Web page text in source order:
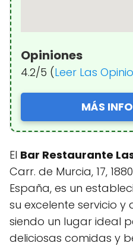
Opiniones
4.2/5 (Leer Las
MÁS
El Bar Restaurante
Carr. de Murcia, 17,
España, es un
su excelente servicio
siendo un lugar ideal
deliciosas comidas y